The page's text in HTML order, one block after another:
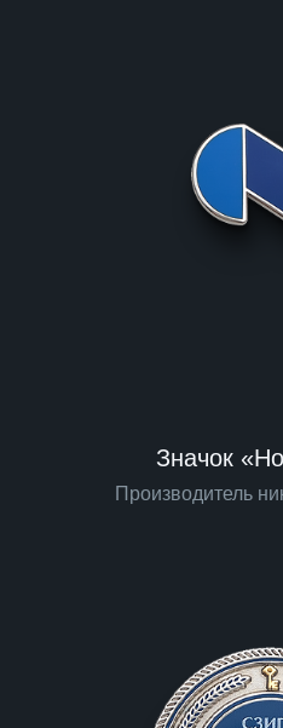
Значок
Производитель